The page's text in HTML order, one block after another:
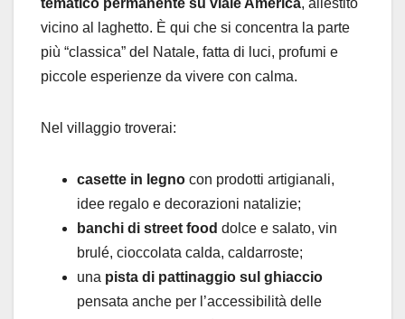
tematico permanente su viale America, allestito
vicino al laghetto. È qui che si concentra la parte
più “classica” del Natale, fatta di luci, profumi e
piccole esperienze da vivere con calma.
Nel villaggio troverai:
casette in legno con prodotti artigianali,
idee regalo e decorazioni natalizie;
banchi di street food dolce e salato, vin
brulé, cioccolata calda, caldarroste;
una pista di pattinaggio sul ghiaccio
pensata anche per l’accessibilità delle